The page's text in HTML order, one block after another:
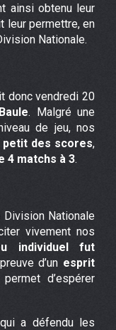
ainsi obtenu leur
leur permettre, en
Nationale.
donc vendredi 20
. Malgré une
de jeu, nos
petit des scores,
4 matchs à 3.
Nationale
vivement nos
individuel fut
d’un esprit
d’espérer
a défendu les